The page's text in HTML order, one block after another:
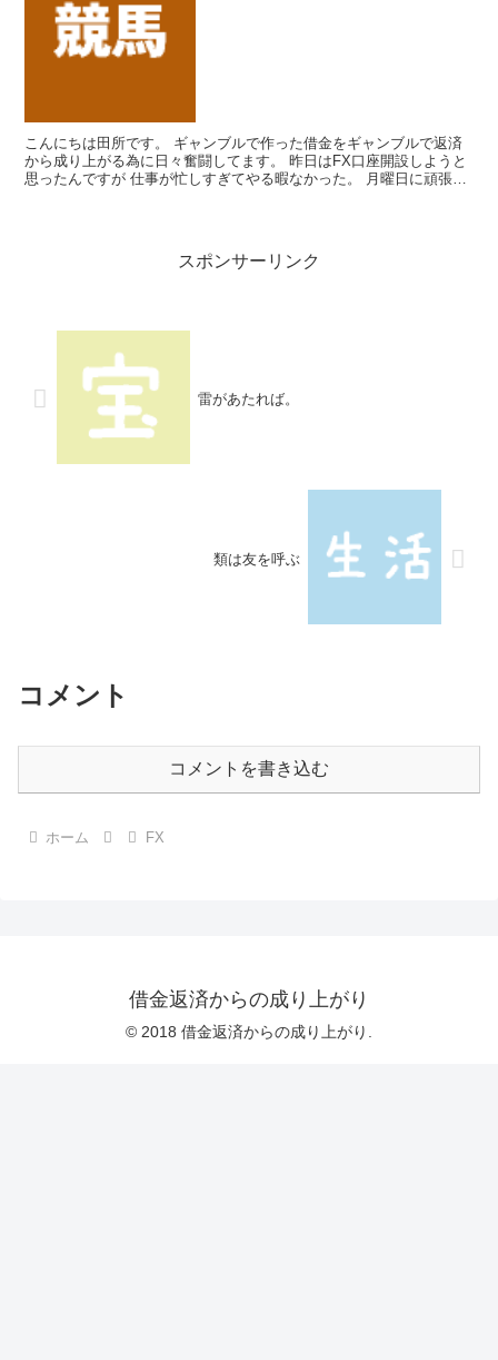
こんにちは田所です。 ギャンブルで作った借金をギャンブルで返済
から成り上がる為に日々奮闘してます。 昨日はFX口座開設しようと
思ったんですが 仕事が忙しすぎてやる暇なかった。 月曜日に頑張っ
スポンサーリンク
雷があたれば。
類は友を呼ぶ
コメント
コメントを書き込む
ホーム FX
借金返済からの成り上がり
© 2018 借金返済からの成り上がり.